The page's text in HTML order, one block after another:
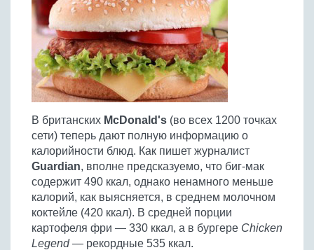
Из яиц и другие
Холодные супы
Супы-пюре
Молочные супы
Сладкие супы
Отварное мясо
Запеченное мясо
Тушеное мясо
Из мясного фарша
Из субпродуктов
Из мясопродуктов
Жареная рыба
Отварная и паровая
Запеченная рыба
Тушеная рыба
Морепродукты
Суши и роллы
Вся птица
Жареная птица
Отварная птица
Запеченная птица
Тушеная птица
Из фарша птицы
Из субпродуктов птицы
Овощи
Все овощи
Жареные овощи
Отварные овощи
Тушеные овощи
Запеченные овощи
Выпечка
Вся выпечка
Пироги и пирожки
Кексы и маффины
Печенье и булочки
Блины и оладьи
Пиццы
Кремы
Соусы
Все соусы
Соусы к мясу
Соусы к рыбе
Соусы к овощам
Другие соусы
Напитки
Все напитки
Алкогольные напитки
Безалкогольные напитки
Заготовки
Все заготовки
Ягоды и фрукты
Грибы
Десерты
Конфеты и сладости
Десерты
Ещё...
Молочные продукты
В британских McDonald's (во всех 1200 точках
сети) теперь дают полную информацию о
калорийности блюд. Как пишет журналист
Guardian, вполне предсказуемо, что биг-мак
содержит 490 ккал, однако ненамного меньше
калорий, как выясняется, в среднем молочном
коктейле (420 ккал). В средней порции
картофеля фри — 330 ккал, а в бургере Chicken
Legend— рекордные 535 ккал.